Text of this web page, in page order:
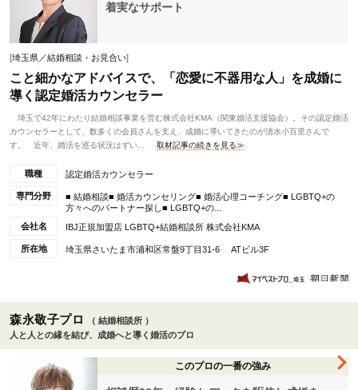
着実なサポート
[埼玉県／結婚相談・お見合い]
こと細かなアドバイスで、「恋愛に不器用な人」を成婚に
導く認定婚活カウンセラー
埼玉で42年にわたり結婚相談事業を営む株式会社KMA（関東婚活支援協会）。その認定婚活
カウンセラーとして、数多くの会員さんを支え、成婚に導いてきたのが清水小百里さんで
す。 近年、婚活を巡る状況はずい...
取材記事の続きを見る≫
職種 認定婚活カウンセラー
専門分野
■ 結婚相談■ 婚活カウンセリング■ 婚活心理コーチング■ LGBTQ+の
方々へのパートナー探し■ LGBTQ+の...
会社名
IBJ正規加盟店 LGBTQ+結婚相談所 株式会社KMA
所在地 埼玉県さいたま市浦和区常盤9丁目31-6 ATビル3F
森永敬子プロ
（ 結婚相談所 ）
人と人との縁を結び、成婚へと導く婚活のプロ
このプロの一番の強み